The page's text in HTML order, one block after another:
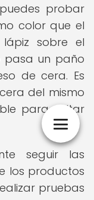
probar
color que el
lápiz sobre el
pasa un paño
de cera. Es
del mismo
para evitar
seguir las
los productos
pruebas